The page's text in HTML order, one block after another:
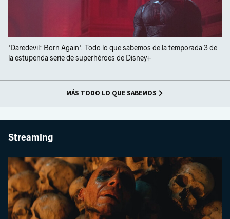
'Daredevil: Born Again'. Todo lo que sabemos de la temporada 3 de
la estupenda serie de superhéroes de Disney+
MÁS TODO LO QUE SABEMOS
Streaming